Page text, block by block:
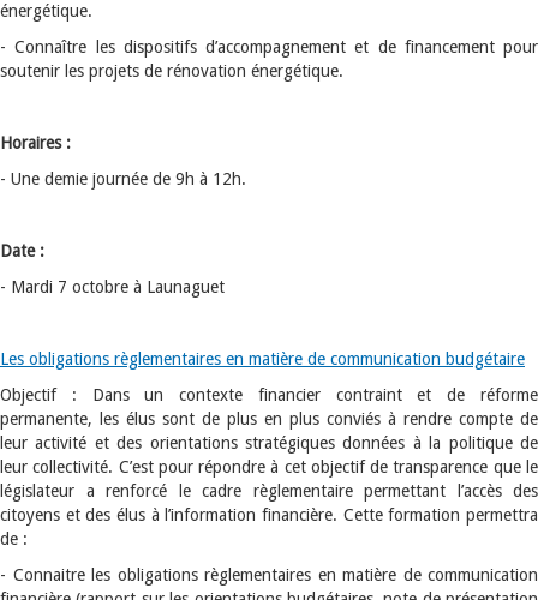
énergétique.
- Connaître les dispositifs d’accompagnement et de financement pour
soutenir les projets de rénovation énergétique.
Horaires :
- Une demie journée de 9h à 12h.
Date :
- Mardi 7 octobre à Launaguet
Les obligations règlementaires en matière de communication budgétaire
Objectif : Dans un contexte financier contraint et de réforme
permanente, les élus sont de plus en plus conviés à rendre compte de
leur activité et des orientations stratégiques données à la politique de
leur collectivité. C’est pour répondre à cet objectif de transparence que le
législateur a renforcé le cadre règlementaire permettant l’accès des
citoyens et des élus à l’information financière. Cette formation permettra
de :
- Connaitre les obligations règlementaires en matière de communication